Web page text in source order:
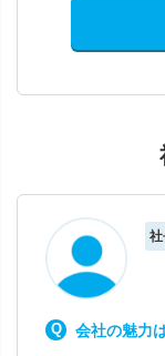
社
会社の魅力